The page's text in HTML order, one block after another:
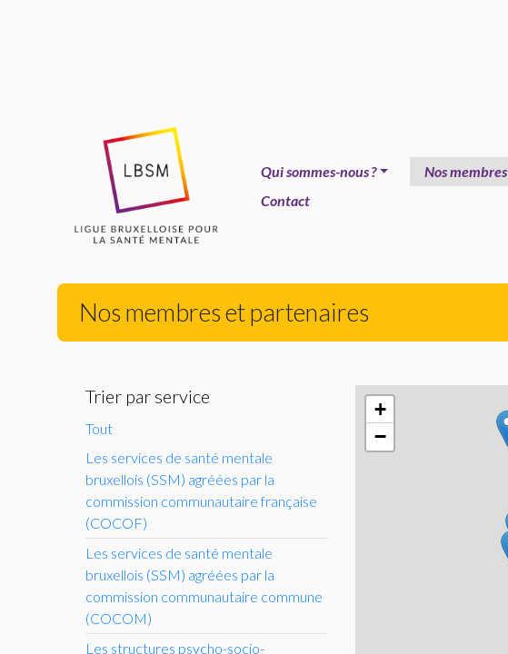
Qui sommes-nous? Nos membres
Contact
Nos membres et partenaires
Trier par service
Tout
Les services de santé mentale
bruxellois (SSM) agréées par la
commission communautaire française
(COCOF)
Les services de santé mentale
bruxellois (SSM) agréées par la
commission communautaire commune
(COCOM)
Les structures psycho-socio-
+
−